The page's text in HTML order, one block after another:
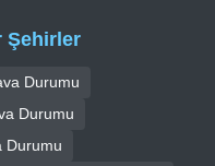
Şehirler
Durumu
Durumu